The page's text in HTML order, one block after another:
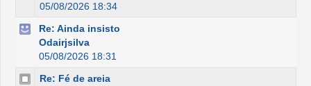
05/08/2026 18:34
Re: Ainda insisto
Odairjsilva
05/08/2026 18:31
Re: Fé de areia